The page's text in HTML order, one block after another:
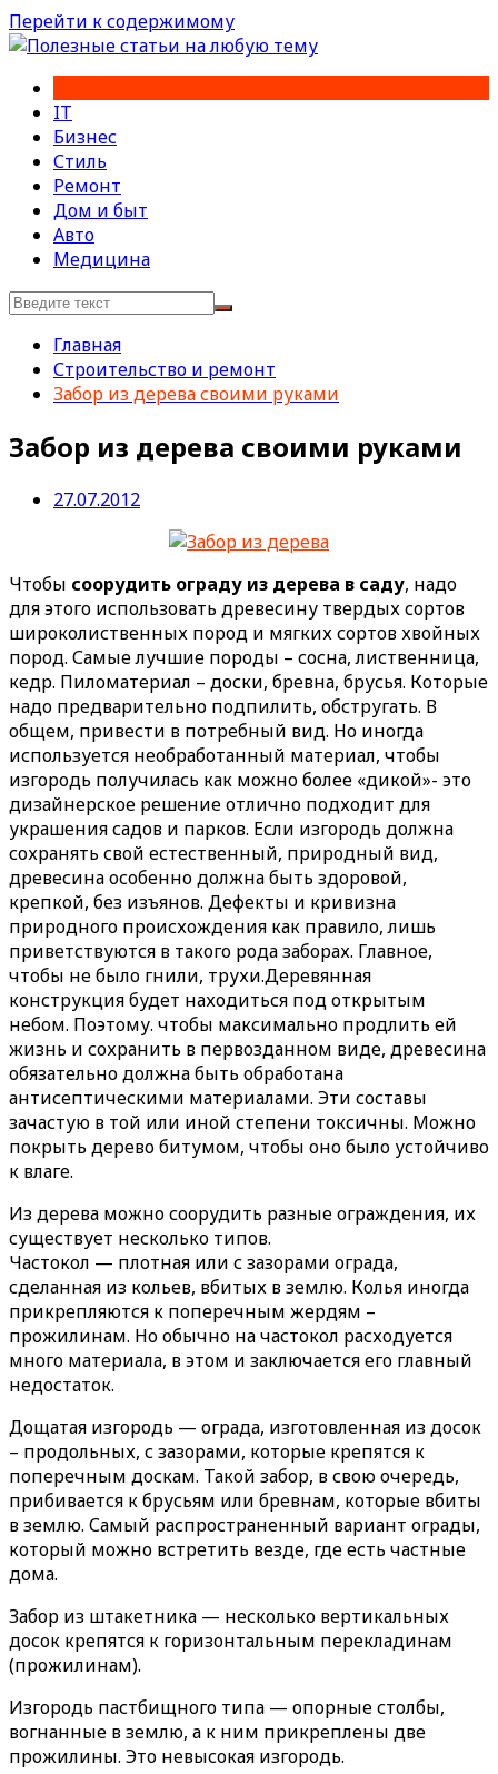
Перейти к содержимому
IT
Бизнес
Стиль
Ремонт
Дом и быт
Авто
Медицина
Главная
Строительство и ремонт
Забор из дерева своими руками
Забор из дерева своими руками
27.07.2012
Чтобы соорудить ограду из дерева в саду, надо
для этого использовать древесину твердых сортов
широколиственных пород и мягких сортов хвойных
пород. Самые лучшие породы – сосна, лиственница,
кедр. Пиломатериал – доски, бревна, брусья. Которые
надо предварительно подпилить, обстругать. В
общем, привести в потребный вид. Но иногда
используется необработанный материал, чтобы
изгородь получилась как можно более «дикой»- это
дизайнерское решение отлично подходит для
украшения садов и парков. Если изгородь должна
сохранять свой естественный, природный вид,
древесина особенно должна быть здоровой,
крепкой, без изъянов. Дефекты и кривизна
природного происхождения как правило, лишь
приветствуются в такого рода заборах. Главное,
чтобы не было гнили, трухи.Деревянная
конструкция будет находиться под открытым
небом. Поэтому. чтобы максимально продлить ей
жизнь и сохранить в первозданном виде, древесина
обязательно должна быть обработана
антисептическими материалами. Эти составы
зачастую в той или иной степени токсичны. Можно
покрыть дерево битумом, чтобы оно было устойчиво
к влаге.
Из дерева можно соорудить разные ограждения, их
существует несколько типов.
Частокол — плотная или с зазорами ограда,
сделанная из кольев, вбитых в землю. Колья иногда
прикрепляются к поперечным жердям –
прожилинам. Но обычно на частокол расходуется
много материала, в этом и заключается его главный
недостаток.
Дощатая изгородь — ограда, изготовленная из досок
– продольных, с зазорами, которые крепятся к
поперечным доскам. Такой забор, в свою очередь,
прибивается к брусьям или бревнам, которые вбиты
в землю. Самый распространенный вариант ограды,
который можно встретить везде, где есть частные
дома.
Забор из штакетника — несколько вертикальных
досок крепятся к горизонтальным перекладинам
(прожилинам).
Изгородь пастбищного типа — опорные столбы,
вогнанные в землю, а к ним прикреплены две
прожилины. Это невысокая изгородь.